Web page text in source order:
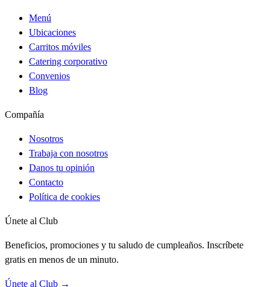
Menú
Ubicaciones
Carritos móviles
Catering corporativo
Convenios
Blog
Compañía
Nosotros
Trabaja con nosotros
Danos tu opinión
Contacto
Política de cookies
Únete al Club
Beneficios, promociones y tu saludo de cumpleaños. Inscríbete
gratis en menos de un minuto.
Únete al Club →